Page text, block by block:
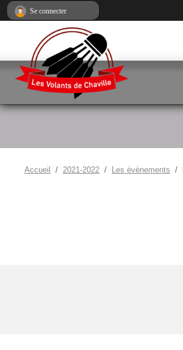
Accueil 2021-2022 Les évènements
Se connecter
Panneau de gestion des cookies